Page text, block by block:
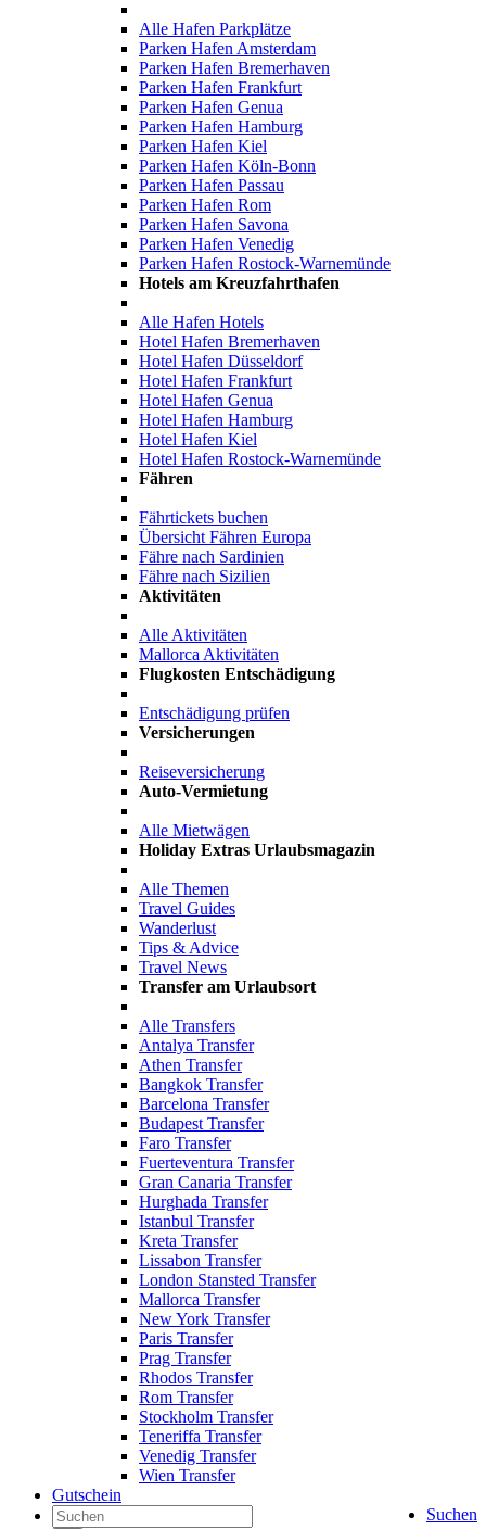
Alle Hafen Parkplätze
Parken Hafen Amsterdam
Parken Hafen Bremerhaven
Parken Hafen Frankfurt
Parken Hafen Genua
Parken Hafen Hamburg
Parken Hafen Kiel
Parken Hafen Köln-Bonn
Parken Hafen Passau
Parken Hafen Rom
Parken Hafen Savona
Parken Hafen Venedig
Parken Hafen Rostock-Warnemünde
Hotels am Kreuzfahrthafen
Alle Hafen Hotels
Hotel Hafen Bremerhaven
Hotel Hafen Düsseldorf
Hotel Hafen Frankfurt
Hotel Hafen Genua
Hotel Hafen Hamburg
Hotel Hafen Kiel
Hotel Hafen Rostock-Warnemünde
Fähren
Fährtickets buchen
Übersicht Fähren Europa
Fähre nach Sardinien
Fähre nach Sizilien
Aktivitäten
Alle Aktivitäten
Mallorca Aktivitäten
Flugkosten Entschädigung
Entschädigung prüfen
Versicherungen
Reiseversicherung
Auto-Vermietung
Alle Mietwägen
Holiday Extras Urlaubsmagazin
Alle Themen
Travel Guides
Wanderlust
Tips & Advice
Travel News
Transfer am Urlaubsort
Alle Transfers
Antalya Transfer
Athen Transfer
Bangkok Transfer
Barcelona Transfer
Budapest Transfer
Faro Transfer
Fuerteventura Transfer
Gran Canaria Transfer
Hurghada Transfer
Istanbul Transfer
Kreta Transfer
Lissabon Transfer
London Stansted Transfer
Mallorca Transfer
New York Transfer
Paris Transfer
Prag Transfer
Rhodos Transfer
Rom Transfer
Stockholm Transfer
Teneriffa Transfer
Venedig Transfer
Wien Transfer
Gutschein
Suchen